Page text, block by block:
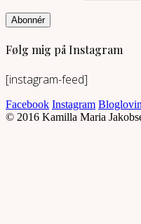
Abonnér
Følg mig på Instagram
[instagram-feed]
Facebook Instagram Bloglovin
© 2016 Kamilla Maria